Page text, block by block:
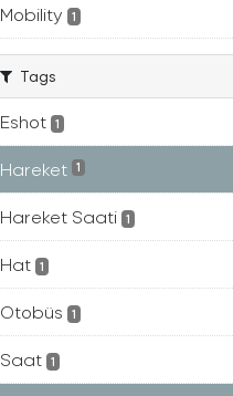
Mobility 1
Tags
Eshot 1
Hareket 1
Hareket Saati 1
Hat 1
Otobüs 1
Saat 1